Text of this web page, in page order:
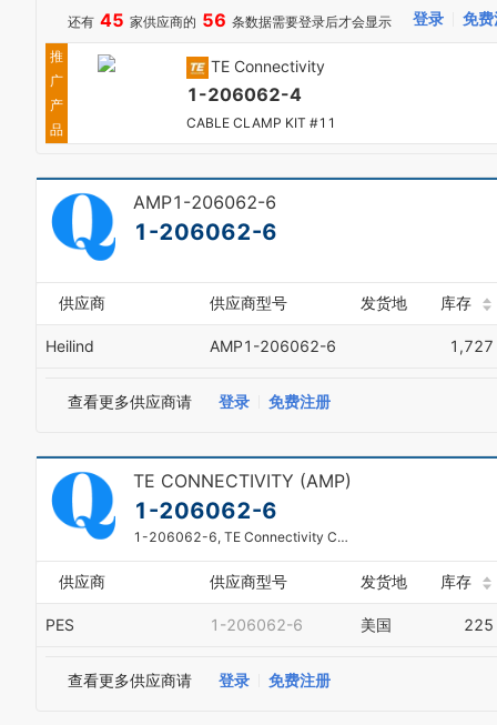
3
4
5
0
3
4
还有 45 家供应商的 56 条数据需要登录后才会显示 登录 免
推
广
产
品
TE Connectivity
1-206062-4
CABLE CLAMP KIT #11
AMP1-206062-6
1-206062-6
供应商 供应商型号 发货地 库存
Heilind AMP1-206062-6 1,727
查看更多供应商请 登录 免费注册
TE CONNECTIVITY (AMP)
1-206062-6
1-206062-6, TE Connectivity Cable clamp kit for AMP CPC connector shell size 11. This replaces 206062-1.
供应商 供应商型号 发货地 库存
PES 1-206062-6 美国 225
查看更多供应商请 登录 免费注册